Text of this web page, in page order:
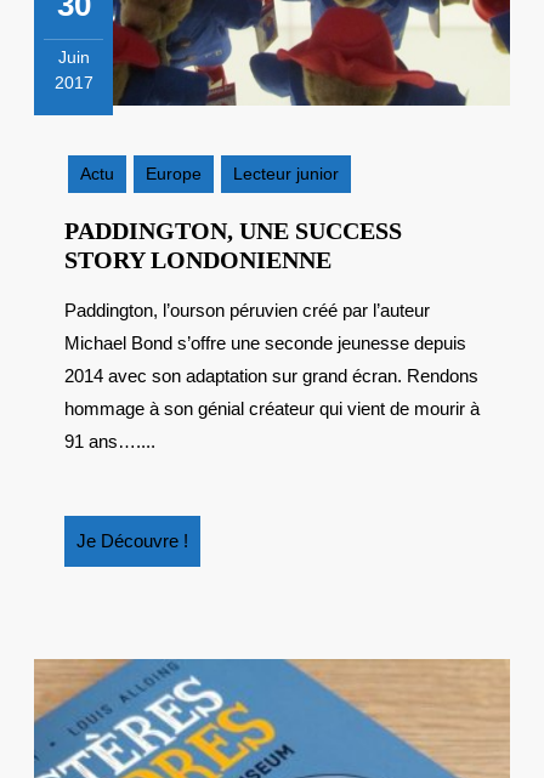
Juin
2017
2017
Actu
Europe Lecteur junior
PADDINGTON, UNE SUCCESS
STORY LONDONIENNEPADDINGTON,
SUCCESS
STORY
LONDONIENNE
Paddington, l’ourson péruvien créé par l’auteur
Michael Bond s’offre une seconde jeunesse depuis
2014 avec son adaptation sur grand écran. Rendons
hommage à son génial créateur qui vient de mourir à
91 ans…....
Je Découvre !
Découvre